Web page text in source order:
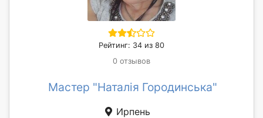
Рейтинг: 34 из 80
0 отзывов
Мастер "Наталія Городинська"
Ирпень